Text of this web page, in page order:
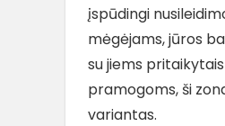
įspūdingi
mėgėjams, jūros
su jiems
pramogoms, ši
variantas.